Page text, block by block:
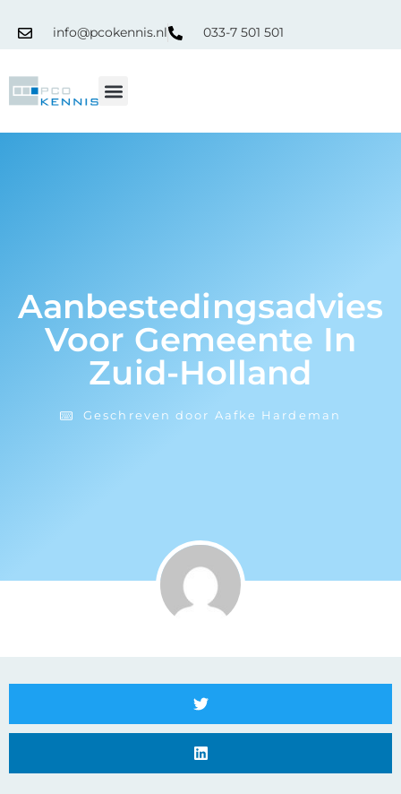
info@pcokennis.nl 033-7 501 501
Aanbestedingsadvies
Voor Gemeente In
Zuid-Holland
Geschreven door Aafke Hardeman